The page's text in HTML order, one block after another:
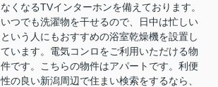
なくなるTVインターホンを備えております。
いつでも洗濯物を干せるので、日中は忙しい
という人にもおすすめの浴室乾燥機を設置し
ています。電気コンロをご利用いただける物
件です。こちらの物件はアパートです。利便
性の良い新潟周辺で住まい検索をするなら、